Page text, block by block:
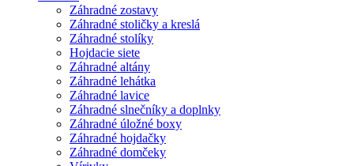
Záhradné zostavy
Záhradné stoličky a kreslá
Záhradné stolíky
Hojdacie siete
Záhradné altány
Záhradné lehátka
Záhradné lavice
Záhradné slnečníky a doplnky
Záhradné úložné boxy
Záhradné hojdačky
Záhradné domčeky